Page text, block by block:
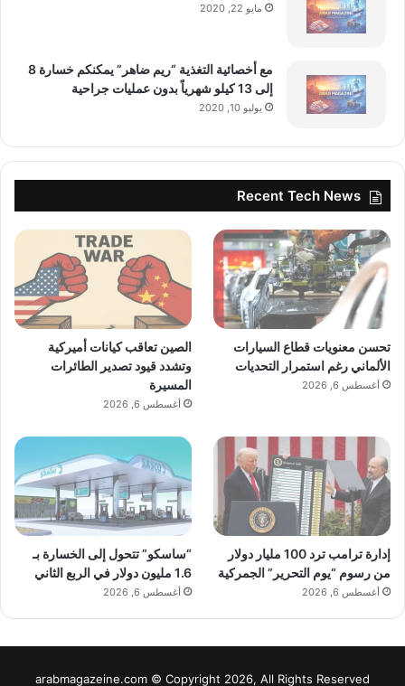
مايو 22, 2020
مع أخصائية التغذية “ريم ضاهر” يمكنكم خسارة 8
إلى 13 كيلو شهرياً بدون عمليات جراحية
يوليو 10, 2020
Recent Tech News
تحسن معنويات قطاع السيارات
الألماني رغم استمرار التحديات
أغسطس 6, 2026
الصين تعاقب كيانات أميركية
وتشدد قيود تصدير الطائرات
المسيرة
أغسطس 6, 2026
إدارة ترامب ترد 100 مليار دولار
من رسوم “يوم التحرير” الجمركية
أغسطس 6, 2026
“ساسكو” تتحول إلى الخسارة بـ
1.6 مليون دولار في الربع الثاني
أغسطس 6, 2026
arabmagazeine.com © Copyright 2026, All Rights Reserved